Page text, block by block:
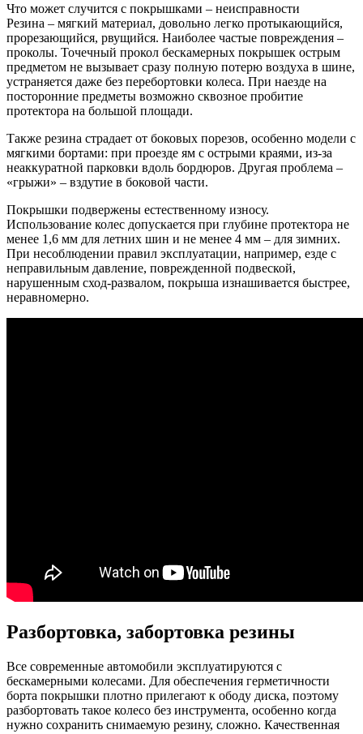
Что может случится с покрышками – неисправности
Резина – мягкий материал, довольно легко протыкающийся,
прорезающийся, рвущийся. Наиболее частые повреждения –
проколы. Точечный прокол бескамерных покрышек острым
предметом не вызывает сразу полную потерю воздуха в шине,
устраняется даже без перебортовки колеса. При наезде на
посторонние предметы возможно сквозное пробитие
протектора на большой площади.
Также резина страдает от боковых порезов, особенно модели с
мягкими бортами: при проезде ям с острыми краями, из-за
неаккуратной парковки вдоль бордюров. Другая проблема –
«грыжи» – вздутие в боковой части.
Покрышки подвержены естественному износу.
Использование колес допускается при глубине протектора не
менее 1,6 мм для летних шин и не менее 4 мм – для зимних.
При несоблюдении правил эксплуатации, например, езде с
неправильным давление, поврежденной подвеской,
нарушенным сход-развалом, покрыша изнашивается быстрее,
неравномерно.
Разбортовка, забортовка резины
Все современные автомобили эксплуатируются с
бескамерными колесами. Для обеспечения герметичности
борта покрышки плотно прилегают к ободу диска, поэтому
разбортовать такое колесо без инструмента, особенно когда
нужно сохранить снимаемую резину, сложно. Качественная